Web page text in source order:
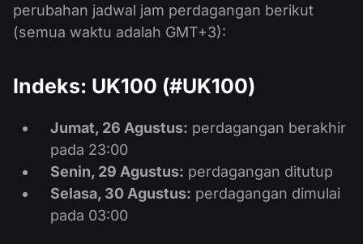
perubahan jadwal jam perdagangan berikut
(semua waktu adalah GMT+3):
Indeks: UK100 (#UK100)
Jumat, 26 Agustus: perdagangan berakhir
pada 23:00
Senin, 29 Agustus: perdagangan ditutup
Selasa, 30 Agustus: perdagangan dimulai
pada 03:00